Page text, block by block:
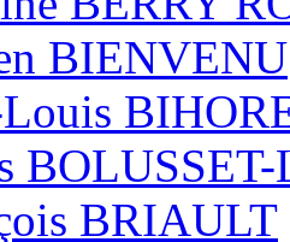
BIENVENU
Louis
BRIAULT